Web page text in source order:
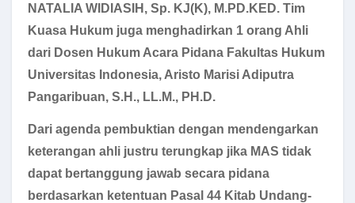
NATALIA WIDIASIH, Sp. KJ(K), M.PD.KED. Tim
Kuasa Hukum juga menghadirkan 1 orang Ahli
dari Dosen Hukum Acara Pidana Fakultas Hukum
Universitas Indonesia, Aristo Marisi Adiputra
Pangaribuan, S.H., LL.M., PH.D.
Dari agenda pembuktian dengan mendengarkan
keterangan ahli justru terungkap jika MAS tidak
dapat bertanggung jawab secara pidana
berdasarkan ketentuan Pasal 44 Kitab Undang-